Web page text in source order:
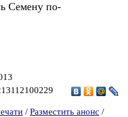
Семену по-
/ Разместить анонс /